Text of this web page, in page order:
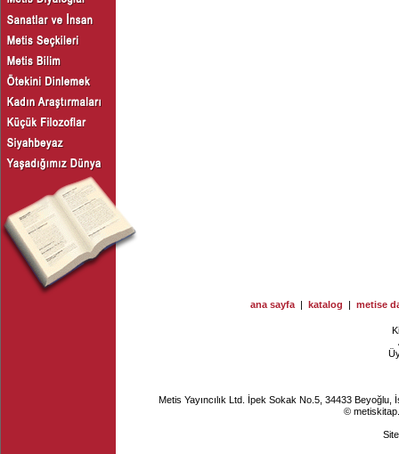
ana sayfa | katalog | metise
Metis Yayıncılık Ltd. İpek Sokak No.5, 34433
©